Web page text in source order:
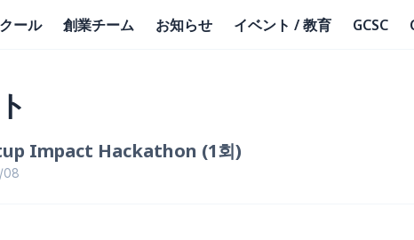
ール 創業チーム お知らせ イベント / 教育 GCSC
Impact Hackathon (1회)
08